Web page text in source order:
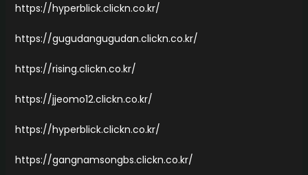
https://hyperblick.clickn.co.kr/
https://gugudangugudan.clickn.co.kr/
https://rising.clickn.co.kr/
https://jjeomo12.clickn.co.kr/
https://hyperblick.clickn.co.kr/
https://gangnamsongbs.clickn.co.kr/